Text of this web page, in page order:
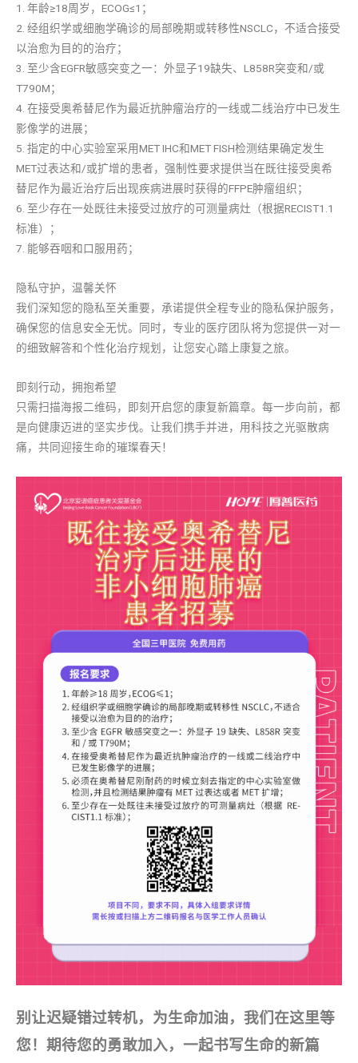
1. 年龄≥18周岁，ECOG≤1；
2. 经组织学或细胞学确诊的局部晚期或转移性NSCLC，不适合接受
以治愈为目的的治疗；
3. 至少含EGFR敏感突变之一：外显子19缺失、L858R突变和/或
T790M；
4. 在接受奥希替尼作为最近抗肿瘤治疗的一线或二线治疗中已发生
影像学的进展；
5. 指定的中心实验室采用MET IHC和MET FISH检测结果确定发生
MET过表达和/或扩增的患者，强制性要求提供当在既往接受奥希
替尼作为最近治疗后出现疾病进展时获得的FFPE肿瘤组织；
6. 至少存在一处既往未接受过放疗的可测量病灶（根据RECIST1.1
标准）；
7. 能够吞咽和口服用药；
隐私守护，温馨关怀
我们深知您的隐私至关重要，承诺提供全程专业的隐私保护服务，
确保您的信息安全无忧。同时，专业的医疗团队将为您提供一对一
的细致解答和个性化治疗规划，让您安心踏上康复之旅。
即刻行动，拥抱希望
只需扫描海报二维码，即刻开启您的康复新篇章。每一步向前，都
是向健康迈进的坚实步伐。让我们携手并进，用科技之光驱散病
痛，共同迎接生命的璀璨春天！
别让迟疑错过转机，为生命加油，我们在这里等
您！期待您的勇敢加入，一起书写生命的新篇